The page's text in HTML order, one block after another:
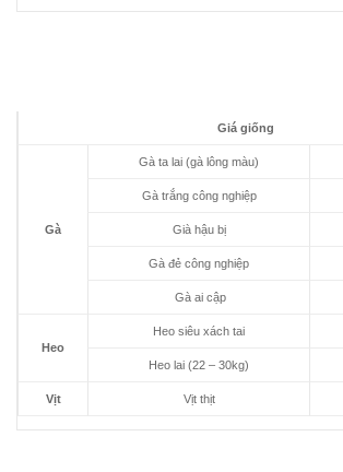
Giá giống
Gà
Gà ta lai (gà lông màu)
Gà trắng công nghiệp
Già hậu bị
Gà đẻ công nghiệp
Gà ai cập
Heo
Heo siêu xách tai
Heo lai (22 – 30kg)
Vịt Vịt thịt